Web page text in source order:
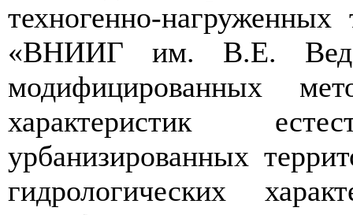
техногенно-
«ВНИИГ им. В.Е.
модифицированных
характеристик
урбанизированных
гидрологических